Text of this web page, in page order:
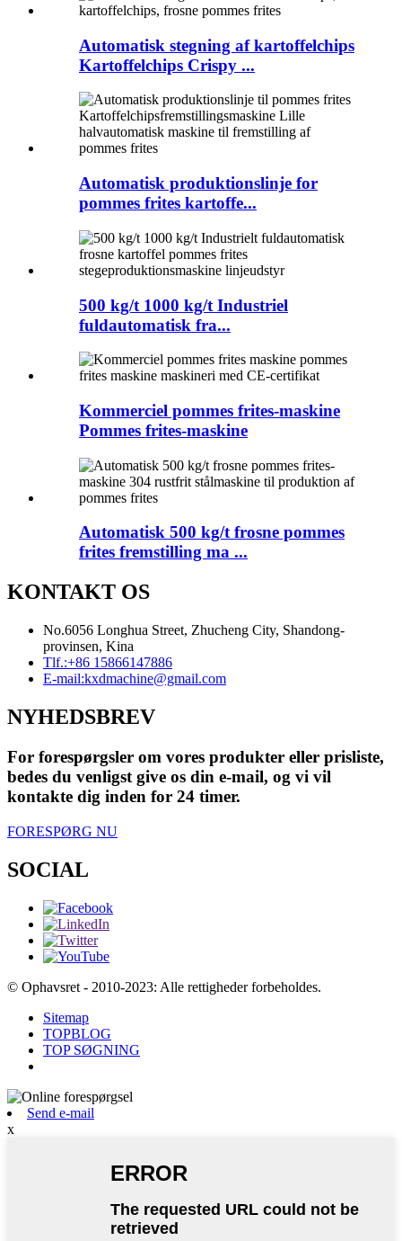
Automatisk stegning af kartoffelchips
Kartoffelchips Crispy ...
Automatisk produktionslinje for
pommes frites kartoffe...
500 kg/t 1000 kg/t Industriel
fuldautomatisk fra...
Kommerciel pommes frites-maskine
Pommes frites-maskine
Automatisk 500 kg/t frosne pommes
frites fremstilling ma ...
KONTAKT OS
No.6056 Longhua Street, Zhucheng City, Shandong-
provinsen, Kina
Tlf.:+86 15866147886
E-mail:kxdmachine@gmail.com
NYHEDSBREV
For forespørgsler om vores produkter eller prisliste,
bedes du venligst give os din e-mail, og vi vil
kontakte dig inden for 24 timer.
FORESPØRG NU
SOCIAL
© Ophavsret - 2010-2023: Alle rettigheder forbeholdes.
Sitemap
TOPBLOG
TOP SØGNING
Send e-mail
x